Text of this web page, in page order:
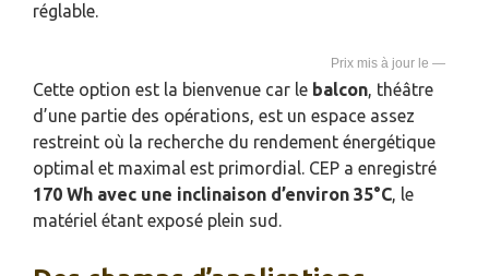
réglable.
—
Cette option est la bienvenue car le balcon, théâtre
d’une partie des opérations, est un espace assez
restreint où la recherche du rendement énergétique
optimal et maximal est primordial. CEP a enregistré
170 Wh avec une inclinaison d’environ 35°C, le
matériel étant exposé plein sud.